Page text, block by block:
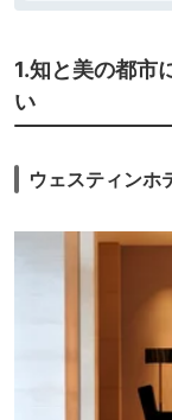
12.伝承千年の宿 佐勘
Salon一の坊
1.知と美の都市
い
ウェスティンホ